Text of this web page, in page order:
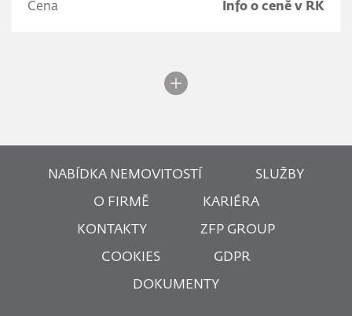
Cena Info o ceně v RK
NABÍDKA NEMOVITOSTÍ SLUŽBY
O FIRMĚ KARIÉRA
KONTAKTY ZFP GROUP
COOKIES GDPR
DOKUMENTY